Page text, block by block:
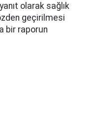
olarak sağlık
geçirilmesi
bir raporun